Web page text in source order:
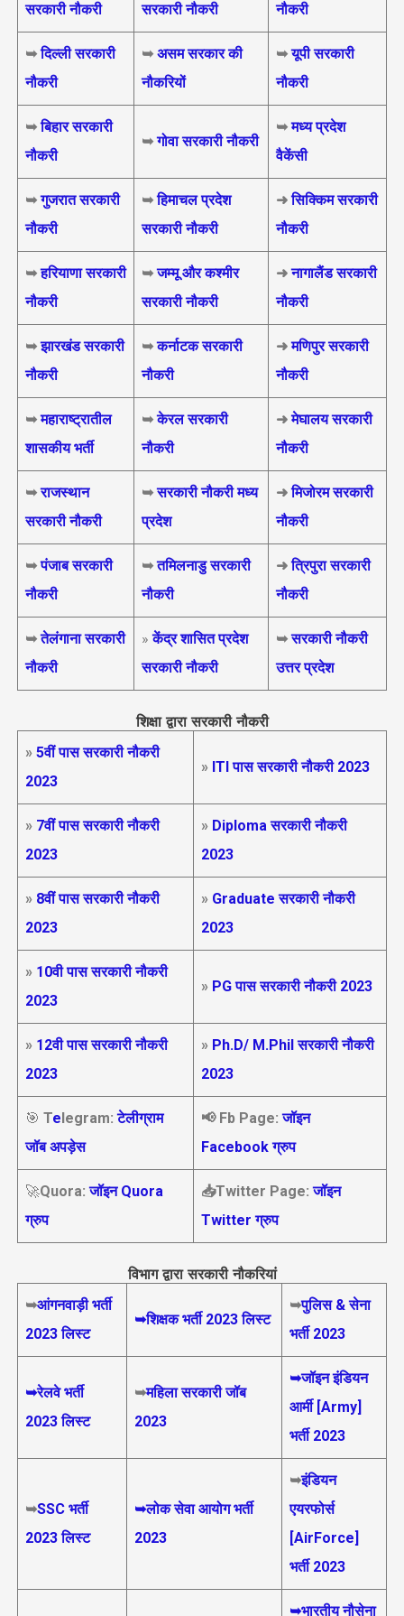
सरकारी नौकरी सरकारी नौकरी नौकरी
➥ दिल्ली सरकारी
नौकरी
➥ असम सरकार की
नौकरियों
➥ यूपी सरकारी
नौकरी
➥बिहार सरकारी
नौकरी
➥गोवा सरकारी नौकरी
➥ मध्य प्रदेश
वैकेंसी
➥ गुजरात सरकारी
नौकरी
➥हिमाचल प्रदेश
सरकारी नौकरी
➜ सिक्किम सरकारी
नौकरी
➥हरियाणा सरकारी
नौकरी
➥जम्मू और कश्मीर
सरकारी नौकरी
➜ नागालैंड सरकारी
नौकरी
➥ झारखंड सरकारी
नौकरी
➥ कर्नाटक सरकारी
नौकरी
➜ मणिपुर सरकारी
नौकरी
➥ महाराष्ट्रातील
शासकीय भर्ती
➥ केरल सरकारी
नौकरी
➜ मेघालय सरकारी
नौकरी
➥ राजस्थान
सरकारी नौकरी
➥सरकारी नौकरी मध्य
प्रदेश
➜मिजोरम सरकारी
नौकरी
➥ पंजाब सरकारी
नौकरी
➥ तमिलनाडु सरकारी
नौकरी
➜ त्रिपुरा सरकारी
नौकरी
➥तेलंगाना सरकारी
नौकरी
»केंद्र शासित प्रदेश
सरकारी नौकरी
➥ सरकारी नौकरी
उत्तर प्रदेश
शिक्षा द्वारा सरकारी नौकरी
» 5वीं पास सरकारी नौकरी
2023
» ITI पास सरकारी नौकरी 2023
» 7वीं पास सरकारी नौकरी
2023
» Diploma सरकारी नौकरी
2023
» 8वीं पास सरकारी नौकरी
2023
» Graduate सरकारी नौकरी
2023
» 10वी पास सरकारी नौकरी
2023
» PG पास सरकारी नौकरी 2023
» 12वी पास सरकारी नौकरी
2023
» Ph.D/ M.Phil सरकारी नौकरी
2023
🎯 Telegram: टेलीग्राम
जॉब अपड़ेस
📢 Fb Page:जॉइन
Facebook ग्रुप
🚀Quora:जॉइन Quora
ग्रुप
📥Twitter Page:जॉइन
Twitter ग्रुप
विभाग द्वारा सरकारी नौकरियां
➥आंगनवाड़ी भर्ती
2023 लिस्ट
➥शिक्षक भर्ती 2023 लिस्ट
➥पुलिस & सेना
भर्ती 2023
➥रेलवे भर्ती
2023 लिस्ट
➥महिला सरकारी जॉब
2023
➥जॉइन इंडियन
आर्मी [Army]
भर्ती 2023
➥SSC भर्ती
2023 लिस्ट
➥लोक सेवा आयोग भर्ती
2023
➥इंडियन
एयरफोर्स
[AirForce]
भर्ती 2023
➥भारतीय नौसेना